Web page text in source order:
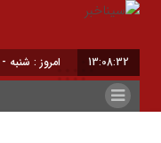
13:08:32 امروز : شنبه - ۱۷ مرداد - ۱۴۰۵